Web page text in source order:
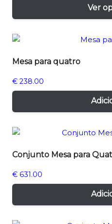
€ 89.00
Ver
Mesa para quatro
€ 238.00
Conjunto Mesa para
€ 631.00